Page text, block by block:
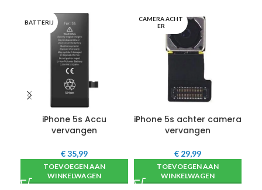
BATTERIJ
iPhone 5s Accu
vervangen
€35,99
TOEVOEGEN AAN
WINKELWAGEN
CAMERA ACHT
ER
iPhone 5s achter camera
vervangen
€ 29,99
TOEVOEGEN AAN
WINKELWAGEN